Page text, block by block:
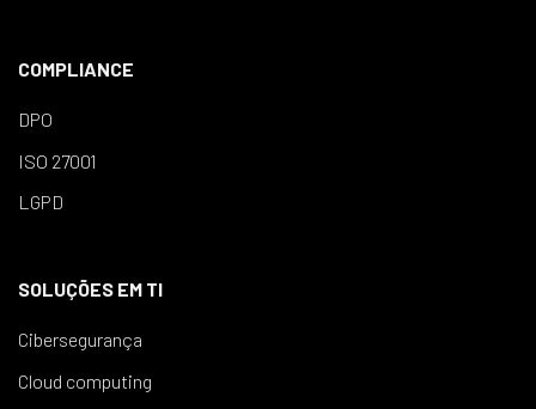
COMPLIANCE
DPO
ISO 27001
LGPD
SOLUÇÕES EM TI
Cibersegurança
Cloud computing